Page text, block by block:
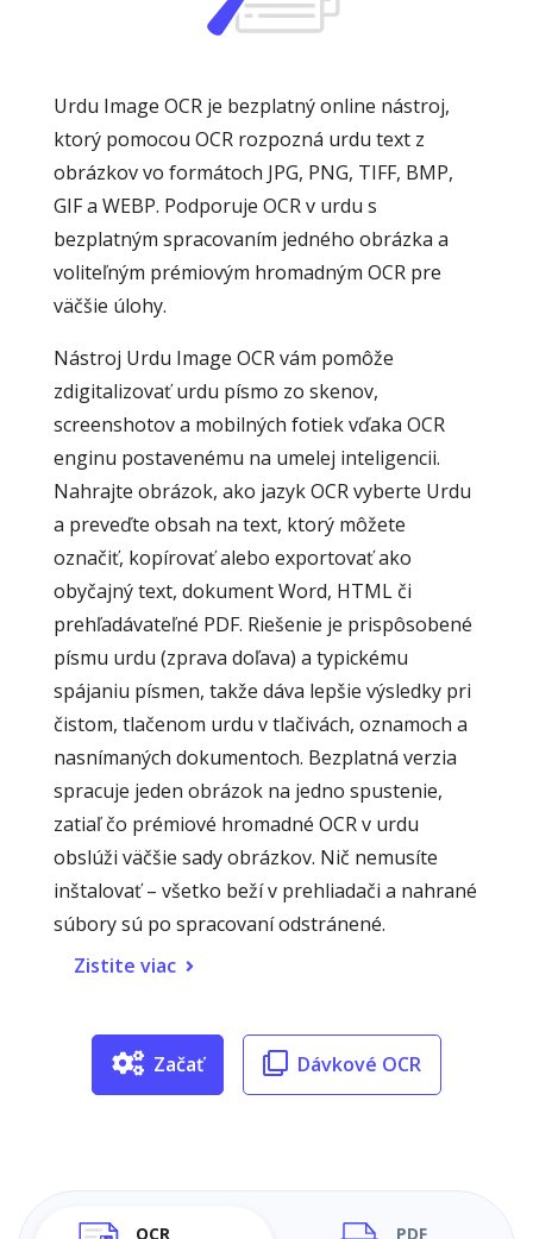
Urdu Image OCR je bezplatný online nástroj,
ktorý pomocou OCR rozpozná urdu text z
obrázkov vo formátoch JPG, PNG, TIFF, BMP,
GIF a WEBP. Podporuje OCR v urdu s
bezplatným spracovaním jedného obrázka a
voliteľným prémiovým hromadným OCR pre
väčšie úlohy.
Nástroj Urdu Image OCR vám pomôže
zdigitalizovať urdu písmo zo skenov,
screenshotov a mobilných fotiek vďaka OCR
enginu postavenému na umelej inteligencii.
Nahrajte obrázok, ako jazyk OCR vyberte Urdu
a preveďte obsah na text, ktorý môžete
označiť, kopírovať alebo exportovať ako
obyčajný text, dokument Word, HTML či
prehľadávateľné PDF. Riešenie je prispôsobené
písmu urdu (zprava doľava) a typickému
spájaniu písmen, takže dáva lepšie výsledky pri
čistom, tlačenom urdu v tlačivách, oznamoch a
nasnímaných dokumentoch. Bezplatná verzia
spracuje jeden obrázok na jedno spustenie,
zatiaľ čo prémiové hromadné OCR v urdu
obslúži väčšie sady obrázkov. Nič nemusíte
inštalovať – všetko beží v prehliadači a nahrané
súbory sú po spracovaní odstránené.
Zistite viac
Začať Dávkové OCR